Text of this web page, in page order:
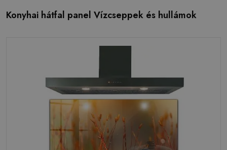
Konyhai hátfal panel Vízcseppek és hullámok